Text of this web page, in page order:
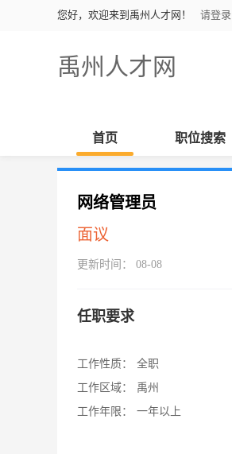
您好，欢迎来到禹州人才网！ 请登录
禹州人才网
首页 职位搜索
网络管理员
面议
更新时间： 08-08
任职要求
工作性质：
全职
工作区域：
禹州
工作年限：
一年以上